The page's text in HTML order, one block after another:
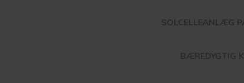
SOLCELLEANLÆG
BÆREDYGTIG